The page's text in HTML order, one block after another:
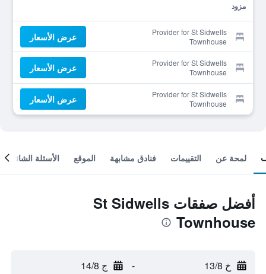
مزود
Provider for St Sidwells
Townhouse
عرض الأسعار
Provider for St Sidwells
Townhouse
عرض الأسعار
Provider for St Sidwells
Townhouse
عرض الأسعار
لمحة عن التقييمات فنادق مشابهة الموقع الأسئلة الشائعة
أفضل صفقات St Sidwells
Townhouse
خ 13/8 - ج 14/8